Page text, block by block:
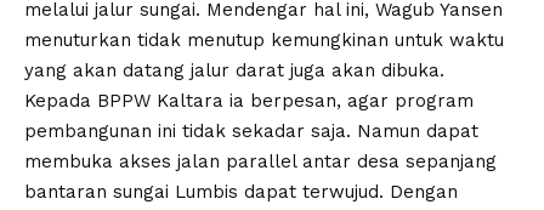
melalui jalur sungai. Mendengar hal ini, Wagub Yansen
menuturkan tidak menutup kemungkinan untuk waktu
yang akan datang jalur darat juga akan dibuka.
Kepada BPPW Kaltara ia berpesan, agar program
pembangunan ini tidak sekadar saja. Namun dapat
membuka akses jalan parallel antar desa sepanjang
bantaran sungai Lumbis dapat terwujud. Dengan